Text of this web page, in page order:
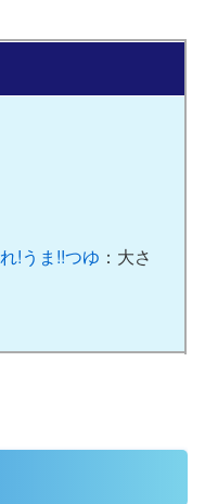
!うま!!つゆ ：大さ